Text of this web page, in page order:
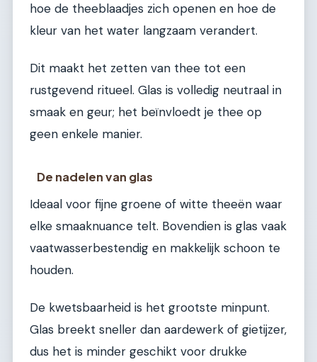
hoe de theeblaadjes zich openen en hoe de
kleur van het water langzaam verandert.
Dit maakt het zetten van thee tot een
rustgevend ritueel. Glas is volledig neutraal in
smaak en geur; het beïnvloedt je thee op
geen enkele manier.
De nadelen van glas
Ideaal voor fijne groene of witte theeën waar
elke smaaknuance telt. Bovendien is glas vaak
vaatwasserbestendig en makkelijk schoon te
houden.
De kwetsbaarheid is het grootste minpunt.
Glas breekt sneller dan aardewerk of gietijzer,
dus het is minder geschikt voor drukke